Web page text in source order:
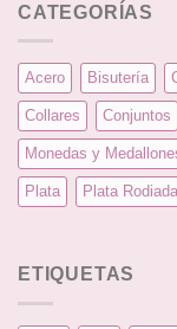
CATEGORÍAS
Acero Bisutería
Collares Conjuntos
Monedas y
Plata Plata Rodiada
ETIQUETAS